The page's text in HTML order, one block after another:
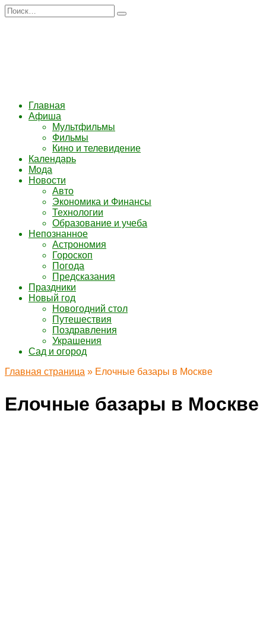
Перейти
к
Search
for:
Главная
Афиша
Мультфильмы
Фильмы
Кино и телевидение
Календарь
Мода
Новости
Авто
Экономика и Финансы
Технологии
Образование и учеба
Непознанное
Астрономия
Гороскоп
Погода
Предсказания
Праздники
Новый год
Новогодний стол
Путешествия
Поздравления
Украшения
Сад и огород
Главная страница » Елочные базары в Москве
Елочные базары в Москве